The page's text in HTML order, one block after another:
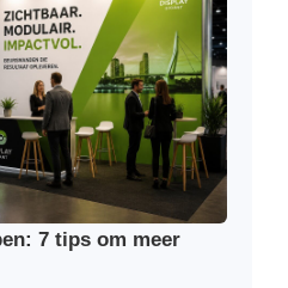
7 tips om meer